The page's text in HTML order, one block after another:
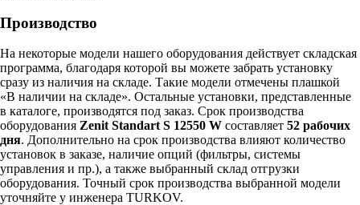
Производство
На некоторые модели нашего оборудования действует складская
программа, благодаря которой вы можете забрать установку
сразу из наличия на складе. Такие модели отмечены плашкой
«В наличии на складе». Остальные установки, представленные
в каталоге, производятся под заказ. Срок производства
оборудования Zenit Standart S 12550 W составляет 52 рабочих
дня. Дополнительно на срок производства влияют количество
установок в заказе, наличие опций (фильтры, системы
управления и пр.), а также выбранный склад отгрузки
оборудования. Точный срок производства выбранной модели
уточняйте у инженера TURKOV.